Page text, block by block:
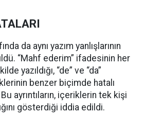
da aynı yazım yanlışlarının
“Mahf ederim” ifadesinin her
yazıldığı, “de” ve “da”
benzer biçimde hatalı
ayrıntıların, içeriklerin tek kişi
gösterdiği iddia edildi.